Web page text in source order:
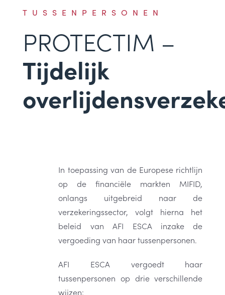
TUSSENPERSONEN
PROTECTIM –
Tijdelijk
In toepassing van de Europese richtlijn
op de financiële markten MIFID,
onlangs uitgebreid naar de
verzekeringssector, volgt hierna het
beleid van AFI ESCA inzake de
vergoeding van haar tussenpersonen.
AFI ESCA vergoedt haar
tussenpersonen op drie verschillende
wijzen: